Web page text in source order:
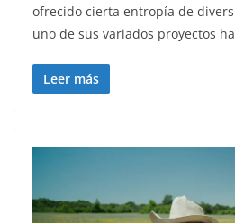
ofrecido cierta entropía de
uno de sus variados proyectos
Leer más